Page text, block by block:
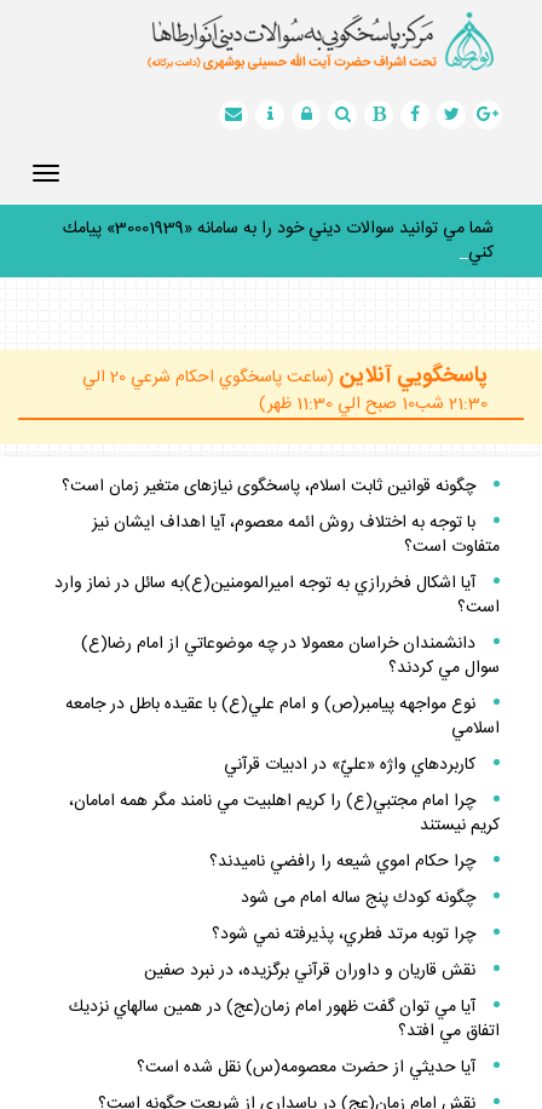
شما مي توانيد سوالات ديني خود را به سامانه «30001939» پيامك
كنيد.
پاسخگويي آنلاين
(ساعت پاسخگوي احكام شرعي 20 الي
21:30 شب10 صبح الي 11:30 ظهر)
چگونه قوانين ثابت اسلام، پاسخگوى نيازهاى متغير زمان است؟
با توجه به اختلاف روش ائمه معصوم، آيا اهداف ايشان نيز
متفاوت است؟
آيا اشكال فخررازي به توجه اميرالمومنين(ع)به سائل در نماز وارد
است؟
دانشمندان خراسان معمولا در چه موضوعاتي از امام رضا(ع)
سوال مي كردند؟
نوع مواجهه پيامبر(ص) و امام علي(ع) با عقيده باطل در جامعه
اسلامي
كاربردهاي واژه «عليّ» در ادبيات قرآني
چرا امام مجتبي(ع) را كريم اهلبيت مي نامند مگر همه امامان،
كريم نيستند
چرا حكام اموي شيعه را رافضي ناميدند؟
چگونه كودك پنج ساله امام مى شود
چرا توبه مرتد فطري، پذيرفته نمي شود؟
نقش قاريان و داوران قرآني برگزيده، در نبرد صفين
آيا مي توان گفت ظهور امام زمان(عج) در همين سالهاي نزديك
اتفاق مي افتد؟
آيا حديثي از حضرت معصومه(س) نقل شده است؟